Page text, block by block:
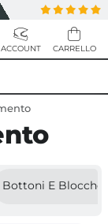
Bottoni E